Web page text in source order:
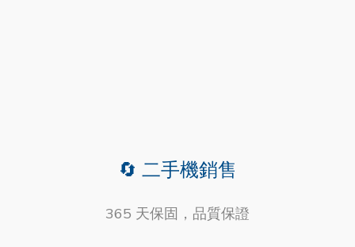
🔄 二手機銷售
365 天保固，品質保證